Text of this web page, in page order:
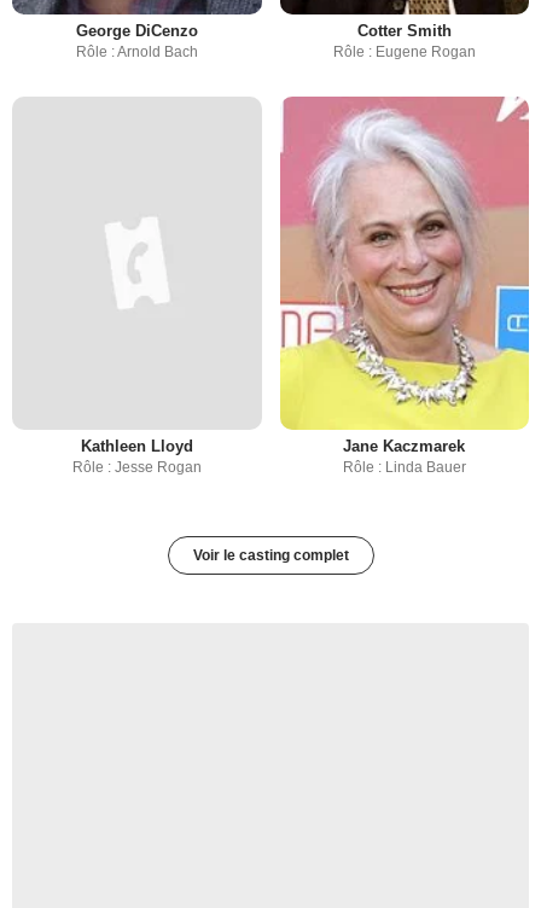
George DiCenzo
Rôle : Arnold Bach
Cotter Smith
Rôle : Eugene Rogan
Kathleen Lloyd
Rôle : Jesse Rogan
Jane Kaczmarek
Rôle : Linda Bauer
Voir le casting complet